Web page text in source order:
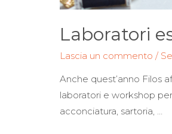
Laboratori
Lascia un commento /
Anche quest’anno Filos
laboratori e workshop
acconciatura, sartoria, …